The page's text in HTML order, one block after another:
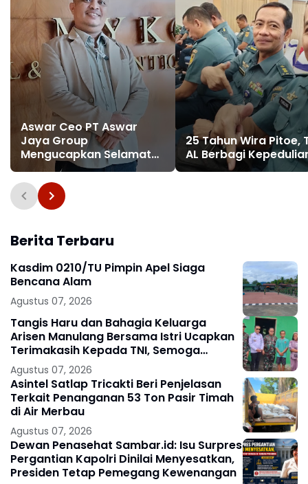
Aswar Ceo PT Aswar
Jaya Group
Mengucapkan Selamat
Hari Buruh 2025
25 Tahun Wira Pitoe,
AL Berbagi
Berita Terbaru
Kasdim 0210/TU Pimpin Apel Siaga
Bencana Alam
Agustus 07, 2026
Tangis Haru dan Bahagia Keluarga
Arisen Manulang Bersama Istri Ucapkan
Terimakasih Kepada TNI, Semoga
Kedepannya TNI Semakin Jaya
Agustus 07, 2026
Asintel Satlap Tricakti Beri Penjelasan
Terkait Penanganan 53 Ton Pasir Timah
di Air Merbau
Agustus 07, 2026
Dewan Penasehat Sambar.id: Isu Surpres
Pergantian Kapolri Dinilai Menyesatkan,
Presiden Tetap Pemegang Kewenangan